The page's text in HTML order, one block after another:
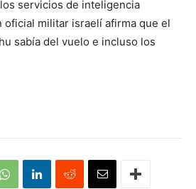
servicios de inteligencia
oficial militar israelí afirma que el
sabía del vuelo e incluso los